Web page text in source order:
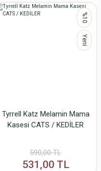
%10
Yeni
Tyrrell Katz Melamin Mama
Kasesi CATS / KEDİLER
590,00 TL
531,00 TL